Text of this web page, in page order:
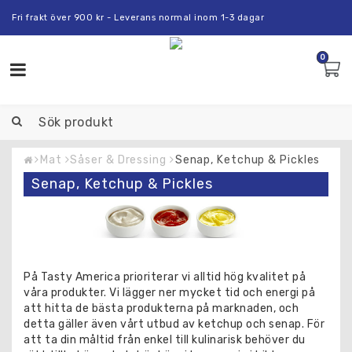
Fri frakt över 900 kr - Leverans normal inom 1-3 dagar
0
Toggle
navigation
Mat Såser & Dressing Senap, Ketchup & Pickles
Senap, Ketchup & Pickles
På Tasty America prioriterar vi alltid hög kvalitet på
våra produkter. Vi lägger ner mycket tid och energi på
att hitta de bästa produkterna på marknaden, och
detta gäller även vårt utbud av ketchup och senap. För
att ta din måltid från enkel till kulinarisk behöver du